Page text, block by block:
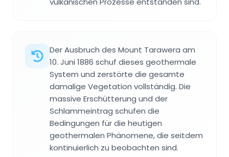
Der Ausbruch des Mount Tarawera am
10. Juni 1886 schuf dieses geothermale
System und zerstörte die gesamte
damalige Vegetation vollständig. Die
massive Erschütterung und der
Schlammeintrag schufen die
Bedingungen für die heutigen
geothermalen Phänomene, die seitdem
kontinuierlich zu beobachten sind.